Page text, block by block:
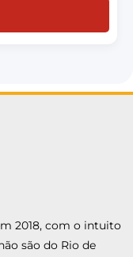
2018, com o intuito
são do Rio de